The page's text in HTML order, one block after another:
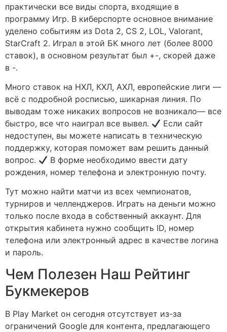
практически все виды спорта, входящие в
программу Игр. В киберспорте основное внимание
уделено событиям из Dota 2, CS 2, LOL, Valorant,
StarCraft 2. Играл в этой БК много лет (более 8000
ставок), в основном результат был +-, скорей даже
в -.
Много ставок на НХЛ, КХЛ, АХЛ, европейские лиги —
всё с подробной росписью, шикарная линия. По
выводам тоже никаких вопросов не возникало— все
быстро, все что наиграл все вывел.
Если сайт
недоступен, вы можете написать в техническую
поддержку, которая поможет вам решить данный
вопрос.
В форме необходимо ввести дату
рождения, номер телефона и электронную почту.
Тут можно найти матчи из всех чемпионатов,
турниров и челленджеров. Играть на деньги можно
только после входа в собственный аккаунт. Для
открытия кабинета нужно сообщить ID, номер
телефона или электронный адрес в качестве логина
и пароль.
Чем Полезен Наш Рейтинг
Букмекеров
В Play Market он сегодня отсутствует из-за
ограничений Google для контента, предлагающего